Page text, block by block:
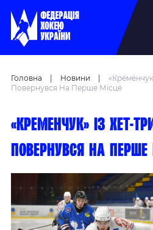
Головна Новини
Повернувся На Перше Місце
«Кременчук» із хет-
повернувся на перше